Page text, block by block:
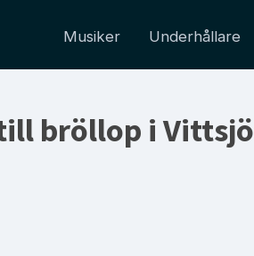
Musiker Underhållare
bröllop i Vittsjö